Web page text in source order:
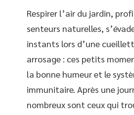
Respirer l’air du jardin,
senteurs naturelles,
instants lors d’une
arrosage : ces petits
la bonne humeur et le
immunitaire. Après une
nombreux sont ceux qui